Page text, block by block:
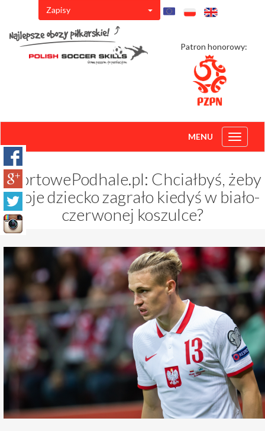
Zapisy
Patron honorowy:
Toggle
MENU
SportowePodhale.pl: Chciałbyś, żeby
twoje dziecko zagrało kiedyś w biało-
czerwonej koszulce?